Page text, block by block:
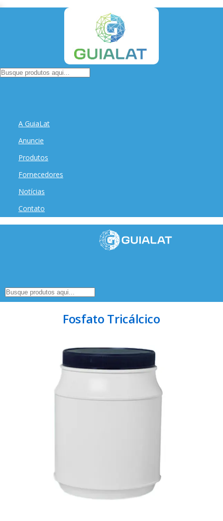
A GuiaLat
Anuncie
Produtos
Fornecedores
Notícias
Contato
Fosfato Tricálcico